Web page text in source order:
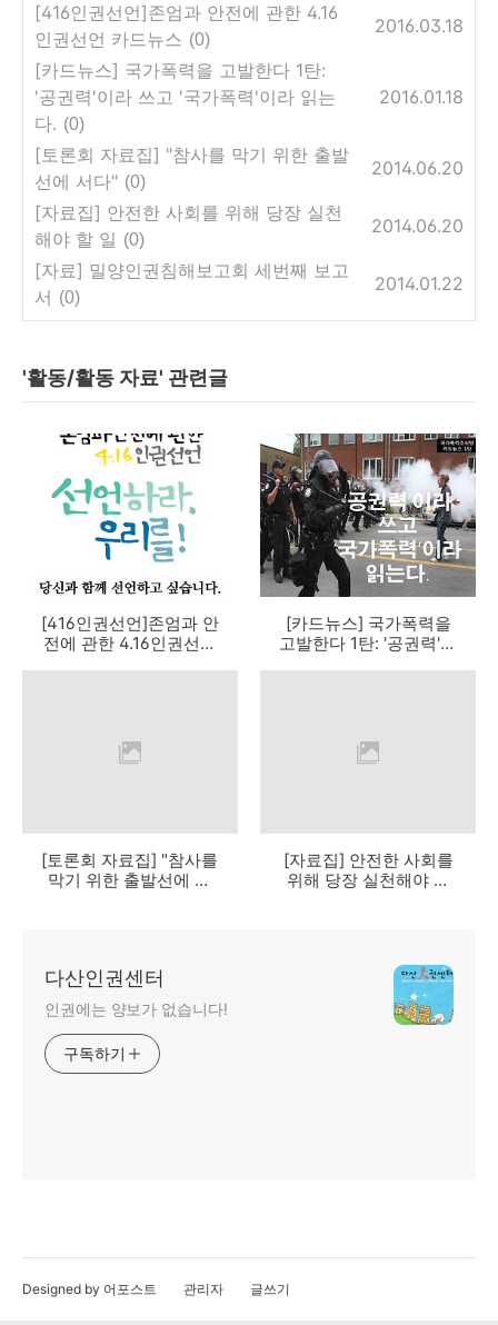
[416인권선언]존엄과 안전에 관한 4.16
인권선언 카드뉴스 (0)
2016.03.18
[카드뉴스] 국가폭력을 고발한다 1탄:
'공권력'이라 쓰고 '국가폭력'이라 읽는
다. (0)
2016.01.18
[토론회 자료집] "참사를 막기 위한 출발
선에 서다" (0)
2014.06.20
[자료집] 안전한 사회를 위해 당장 실천
해야 할 일 (0)
2014.06.20
[자료] 밀양인권침해보고회 세번째 보고
서 (0)
2014.01.22
'활동/활동 자료' 관련글
[416인권선언]존엄과 안
전에 관한 4.16인권선언
[카드뉴스] 국가폭력을
고발한다 1탄: '공권력'이
[토론회 자료집] "참사를
막기 위한 출발선에 서
[자료집] 안전한 사회를
위해 당장 실천해야 할
다산인권센터
인권에는 양보가 없습니다!
구독하기
Designed by 어포스트 관리자 글쓰기